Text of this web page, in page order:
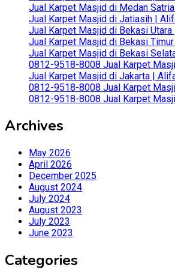
Jual Karpet Masjid di Medan
Jual Karpet Masjid di Jatiasih |
Jual Karpet Masjid di Bekasi
Jual Karpet Masjid di Bekasi
Jual Karpet Masjid di Bekasi
0812-9518-8008 Jual Karpet
Jual Karpet Masjid di Jakarta |
0812-9518-8008 Jual Karpet
0812-9518-8008 Jual Karpet
Archives
May 2026
April 2026
December 2025
August 2024
July 2024
August 2023
July 2023
June 2023
Categories